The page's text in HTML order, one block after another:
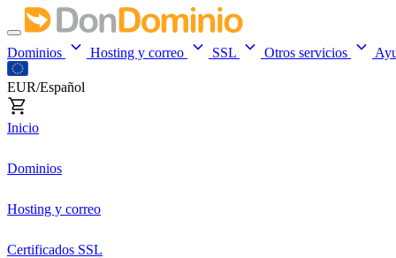
Dominios Hosting y correo SSL Otros servicios
EUR/Español
Inicio
Dominios
Hosting y correo
Certificados SSL